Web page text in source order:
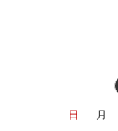
日 月